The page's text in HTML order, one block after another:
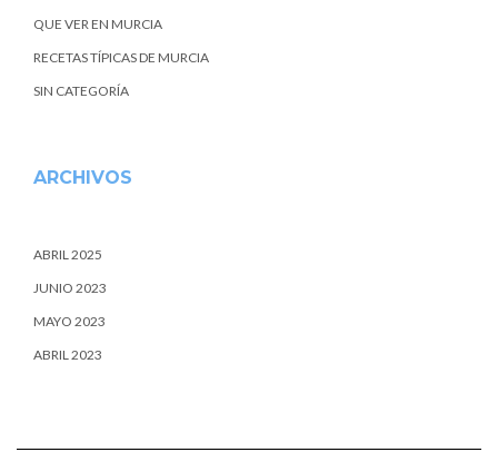
QUE VER EN MURCIA
RECETAS TÍPICAS DE MURCIA
SIN CATEGORÍA
ARCHIVOS
ABRIL 2025
JUNIO 2023
MAYO 2023
ABRIL 2023